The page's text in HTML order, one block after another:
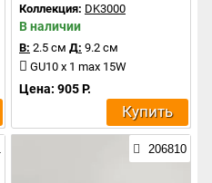
Коллекция: DK3000
В наличии
В: 2.5 см Д: 9.2 см
GU10 x 1 max 15W
Цена: 905 Р.
Купить
206810